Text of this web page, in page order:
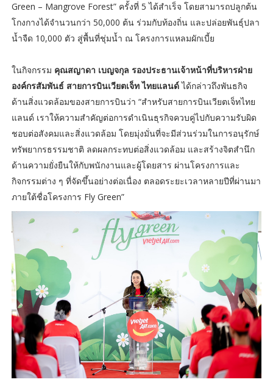
Green – Mangrove Forest” ครั้งที่ 5 ได้สำเร็จ โดยสามารถปลูกต้น
โกงกางได้จำนวนกว่า 50,000 ต้น ร่วมกับท้องถิ่น และปล่อยพันธุ์ปลา
น้ำจืด 10,000 ตัว สู่พื้นที่ชุ่มน้ำ ณ โครงการแหลมผักเบี้ย
ในกิจกรรม คุณสญาดา เบญจกุล รองประธานเจ้าหน้าที่บริหารฝ่าย
องค์กรสัมพันธ์ สายการบินเวียตเจ็ท ไทยแลนด์ได้กล่าวถึงพันธกิจ
ด้านสิ่งแวดล้อมของสายการบินว่า “สำหรับสายการบินเวียตเจ็ทไทย
แลนด์ เราให้ความสำคัญต่อการดำเนินธุรกิจควบคู่ไปกับความรับผิด
ชอบต่อสังคมและสิ่งแวดล้อม โดยมุ่งมั่นที่จะมีส่วนร่วมในการอนุรักษ์
ทรัพยากรธรรมชาติ ลดผลกระทบต่อสิ่งแวดล้อม และสร้างจิตสำนึก
ด้านความยั่งยืนให้กับพนักงานและผู้โดยสาร ผ่านโครงการและ
กิจกรรมต่าง ๆ ที่จัดขึ้นอย่างต่อเนื่อง ตลอดระยะเวลาหลายปีที่ผ่านมา
ภายใต้ชื่อโครงการ Fly Green”